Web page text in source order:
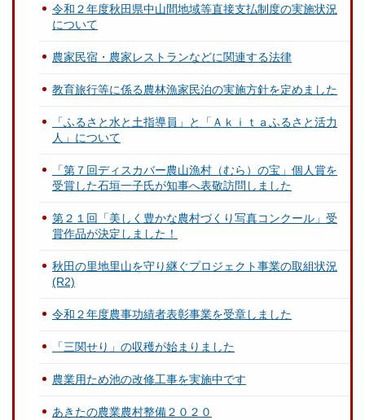
令和２年度秋田県中山間地域等直接支払制度の実施状況
について
農家民宿・農家レストランなどに関連する法律
教育旅行等に係る農林漁家民泊の実施方針を定めました
「ふるさと水と土指導員」と「Ａｋｉｔａふるさと活力
人」について
「第７回ディスカバー農山漁村（むら）の宝」個人賞を
受賞した石垣一子氏が知事へ表敬訪問しました
第２１回「美しく豊かな農村づくり写真コンクール」受
賞作品が決定しました！
秋田の里地里山を守り継ぐプロジェクト事業の取組状況
(R2)
令和２年度農事功績者表彰事業を受章しました
「三関せり」の収穫が始まりました
農業用ため池の改修工事を実施中です
あきたの農業農村整備２０２０